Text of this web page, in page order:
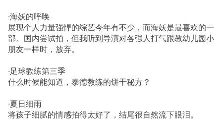
·海妖的呼唤
展现个人力量强悍的综艺今年有不少，而海妖是最喜欢的一
部。国内尝试拍，但我听到导演对各强人打气跟教幼儿园小
朋友一样时，放弃。
·足球教练第三季
什么时候能知道，泰德教练的饼干秘方？
·夏日细雨
将孩子细腻的情感拍得太好了，结尾很自然流下眼泪。